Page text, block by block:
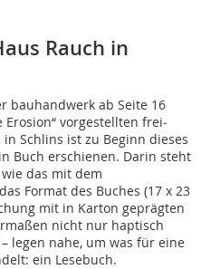
Rauch in
bauhandwerk ab Seite 16
vorgestellten frei­
Schlins ist zu Beginn dieses
Buch erschienen. Darin steht
das mit dem
Format des Buches (17 x 23
mit in Karton geprägten
nicht nur haptisch
legen nahe, um was für eine
ein Lesebuch.